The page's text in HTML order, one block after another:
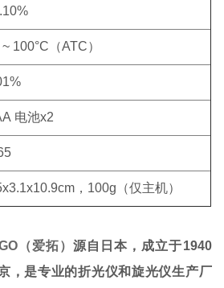
~ 100°C（ATC）
电池x2
cm ，100g （仅主机）
（爱拓）源自日本，成立于1940
，是专业的折光仪和旋光仪生产厂